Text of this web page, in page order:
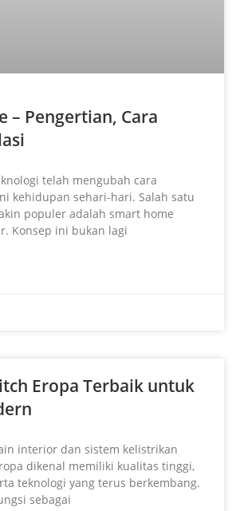
– Pengertian, Cara
telah mengubah cara
kehidupan sehari-hari. Salah satu
populer adalah smart home
Konsep ini bukan lagi
Eropa Terbaik untuk
interior dan sistem kelistrikan
dikenal memiliki kualitas tinggi,
teknologi yang terus berkembang.
sebagai